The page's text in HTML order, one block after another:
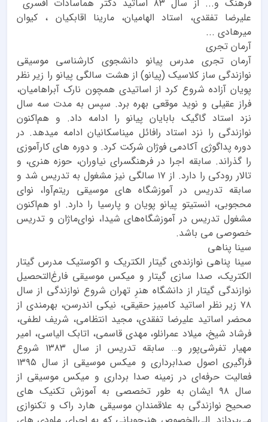
فرهنگ و... از سال ۸۳ اساتید دکتر هماسادات افسری
علیرضا تفقدی، استاد الهامیان، مارینا اقابکیان ، کیوان
میرهادی ...
آرمان تجری
آرمان تجری مدرس پیانو دانشجوی کارشناسی موسیقی
نوازندگی ساز کلاسیک (پیانو) از هشت سالگی پیانو را زیر نظر
پویان آزاده شروع کرد از اساتیدی همچون نارک آبراهامیان،
فراز عقیلی و نوید موقعی بهره برد. سپس به مدت سه سال
نزد استاد گاگیک بابایان پیانو را ادامه داد. و هم‌اکنون
نوازندگی را نزد استاد رافائل میناسکانیان ادامه میدهد. در
دوره پداگوژی آکادمی فوژان شرکت کرد. و دوره های کارآموزی
را گذراند. سابقه اجرا در فرهنگسرای نیاوران، حوزه هنری، و
تالار رودکی را دارد. از ۱۷ سالگی نیز مشغول به تدریس شد و
سابقه تدریس در آموزشگاه های موسیقی ریتم‌آوا، نوای
محجوبی، انستیتو پیانو پویان و پارسیا را دارد. او هم‌اکنون
مشغول تدریس در آموزشگاه‌های شیدا، نوای‌ماژان و تدریس
خصوصی می باشد.
سینا پناهی
سینا پناهی نوازنده‌ی گیتار الکتریک و اکوستیک مدرس گیتار
الکتریک، صدا سازی گیتار و میکس موسیقی فارغ‌التحصیل
نوازندگی گیتار از دانشگاه هنرِ تهران شروع نوازندگی از سال
۷۸ زیر نظر اساتید کامبیز حقیقی، نیکی اندرسن، بهرمندی از
محضر اساتید علیرضا تفقدی، مجید انتظامی، شریف لطفی،
فرشاد شیخ، میلاد عمرانلو، مهدی قاسمی، اتابک الیاسی، امیر
مهیار تفرشی‌پور و… سابقه تدریس از سال ۱۳۸۳ شروع
فراگیری اصول صدابرداری و میکس موسیقی از سال ۱۳۹۵
فعالیت حرفه‌ای در زمینه صدا برداری و میکس موسیقی از
سال ۹۸ ایشان به طور تخصصی به آموزش تکنیک های
صحیح نوازندگی به علاقمندانِ موسیقی هارد راک و تکنوازی